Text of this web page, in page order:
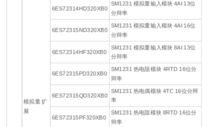
模拟量 扩
展
6ES72314HD320XB0
SM1231 模拟量输入模块 4AI 13位
分辩率
6ES72315ND320XB0
SM1231 模拟量输入模块 4AI 16位
分辩率
6ES72314HF320XB0
SM1231 模拟量输入模块 8AI 13位
分辩率
6ES72315PD320XB0
SM1231 热电阻模块 4RTD 16位分
辩率
6ES72315QD320XB0
SM1231 热电偶模块 4TC 16位分辩
率
6ES72315PF320XB0
SM1231 热电阻模块 8RTD 16位分
辩率